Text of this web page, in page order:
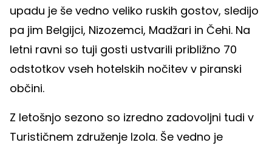
upadu je še vedno veliko ruskih gostov, sledijo
pa jim Belgijci, Nizozemci, Madžari in Čehi. Na
letni ravni so tuji gosti ustvarili približno 70
odstotkov vseh hotelskih nočitev v piranski
občini.
Z letošnjo sezono so izredno zadovoljni tudi v
Turističnem združenje Izola. Še vedno je